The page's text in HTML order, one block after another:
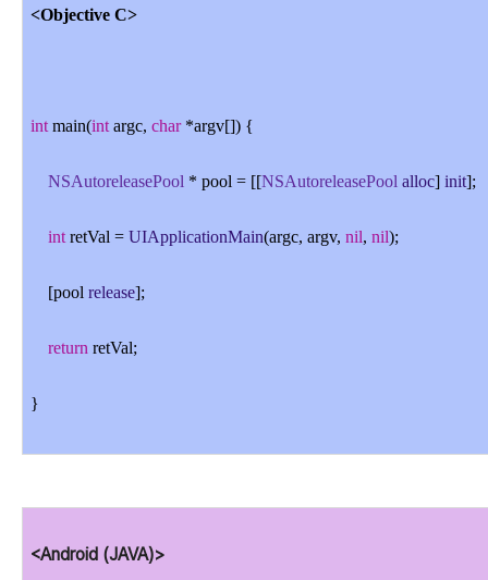
<Objective C>
int main(int argc, char*argv[]) {
NSAutoreleasePool * pool = [[NSAutoreleasePool alloc] init];
int retVal = UIApplicationMain(argc, argv, nil, nil);
[pool release];
return retVal;
}
<Android (JAVA)>